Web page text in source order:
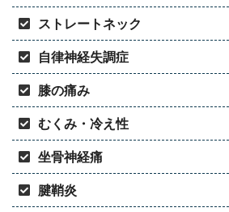
ストレートネック
自律神経失調症
膝の痛み
むくみ・冷え性
坐骨神経痛
腱鞘炎